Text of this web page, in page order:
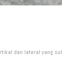
dan lateral yang